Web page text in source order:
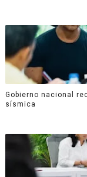
Gobierno nacional
sísmica